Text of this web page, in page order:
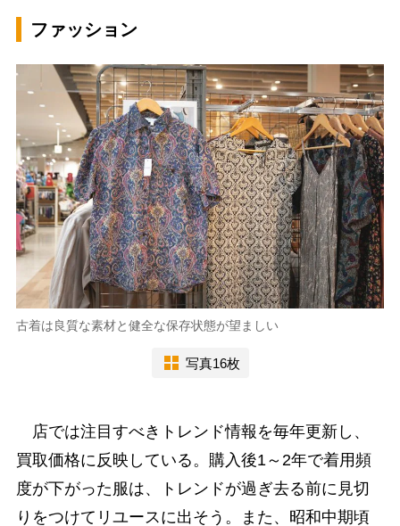
ファッション
古着は良質な素材と健全な保存状態が望ましい
写真16枚
店では注目すべきトレンド情報を毎年更新し、
買取価格に反映している。購入後1～2年で着用頻
度が下がった服は、トレンドが過ぎ去る前に見切
りをつけてリユースに出そう。また、昭和中期頃